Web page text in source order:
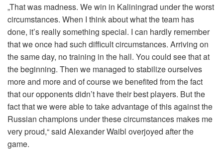
„That was madness. We win in Kaliningrad under the worst
circumstances. When I think about what the team has
done, it’s really something special. I can hardly remember
that we once had such difficult circumstances. Arriving on
the same day, no training in the hall. You could see that at
the beginning. Then we managed to stabilize ourselves
more and more and of course we benefited from the fact
that our opponents didn’t have their best players. But the
fact that we were able to take advantage of this against the
Russian champions under these circumstances makes me
very proud,“ said Alexander Waibl overjoyed after the
game.